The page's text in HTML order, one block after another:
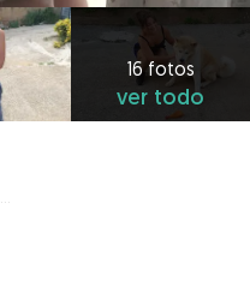
16 fotos
ver todo
Cuidadores de perros en Bigues i